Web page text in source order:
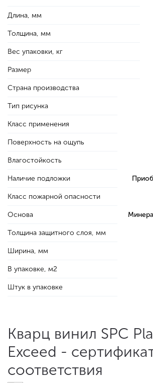
Длина, мм
Толщина, мм
Вес упаковки, кг
Размер
Страна производства
Тип рисунка
Класс применения
Поверхность на ощупь
Влагостойкость
Наличие подложки
Класс пожарной опасности
Основа
Толщина защитного слоя, мм
Ширина, мм
В упаковке, м2
Штук в упаковке
Кварц винил SPC
Exceed -
соответствия